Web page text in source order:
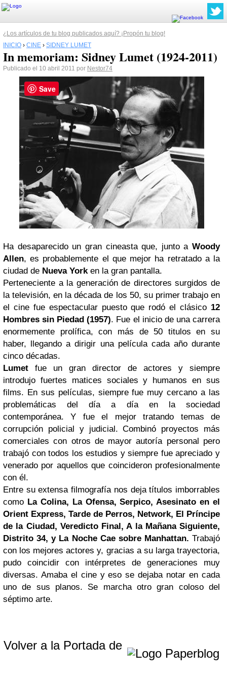
¿Los artículos de tu blog publicados aquí? ¡Propón tu blog!
INICIO › CINE › SIDNEY LUMET
In memoriam: Sidney Lumet (1924-2011)
Publicado el 10 abril 2011 por Nestor74
Ha desaparecido un gran cineasta que, junto a Woody
Allen, es probablemente el que mejor ha retratado a la
ciudad de Nueva Yorken la gran pantalla.
Perteneciente a la generación de directores surgidos de
la televisión, en la década de los 50, su primer trabajo en
el cine fue espectacular puesto que rodó el clásico 12
Hombres sin Piedad (1957). Fue el inicio de una carrera
enormemente prolífica, con más de 50 titulos en su
haber, llegando a dirigir una película cada año durante
cinco décadas.
Lumet fue un gran director de actores y siempre
introdujo fuertes matices sociales y humanos en sus
films. En sus películas, siempre fue muy cercano a las
problemáticas del día a día en la sociedad
contemporánea. Y fue el mejor tratando temas de
corrupción policial y judicial. Combinó proyectos más
comerciales con otros de mayor autoría personal pero
trabajó con todos los estudios y siempre fue apreciado y
venerado por aquellos que coincideron profesionalmente
con él.
Entre su extensa filmografía nos deja títulos imborrables
como La Colina, La Ofensa, Serpico, Asesinato en el
Orient Express, Tarde de Perros, Network, El Príncipe
de la Ciudad, Veredicto Final, A la Mañana Siguiente,
Distrito 34, y La Noche Cae sobre Manhattan. Trabajó
con los mejores actores y, gracias a su larga trayectoria,
pudo coincidir con intérpretes de generaciones muy
diversas. Amaba el cine y eso se dejaba notar en cada
uno de sus planos. Se marcha otro gran coloso del
séptimo arte.
Volver a la Portada de
Save